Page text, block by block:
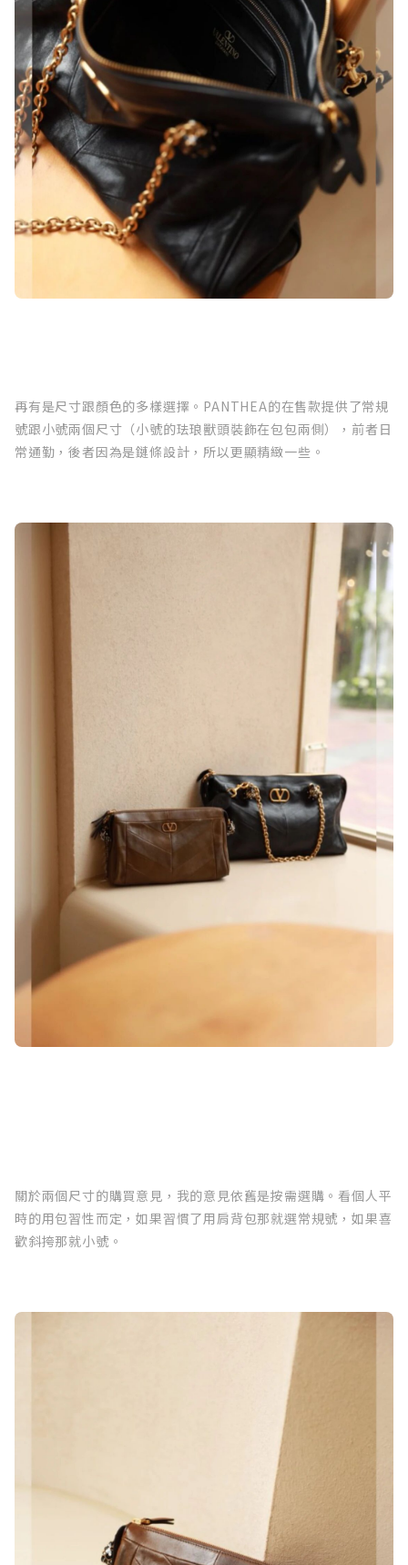
再有是尺寸跟顏色的多樣選擇。PANTHEA的在售款提供了常規
號跟小號兩個尺寸（小號的珐琅獸頭裝飾在包包兩側），前者日
常通勤，後者因為是鏈條設計，所以更顯精緻一些。
關於兩個尺寸的購買意見，我的意見依舊是按需選購。看個人平
時的用包習性而定，如果習慣了用肩背包那就選常規號，如果喜
歡斜挎那就小號。